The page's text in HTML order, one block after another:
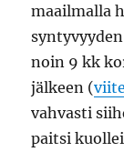
maailmalla
noin 9 kk
jälkeen (
vahvasti
paitsi